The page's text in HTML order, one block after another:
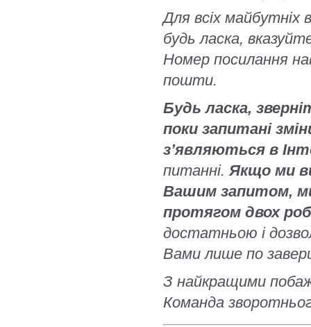
Для всіх майбутніх
будь ласка,
Номер посилання
пошти.
Будь ласка,
поки запитані
з’являються в
питанні. Якщо ми
Вашим запитом,
протягом двох
достатньою і
Вами лише по
З найкращими
Команда